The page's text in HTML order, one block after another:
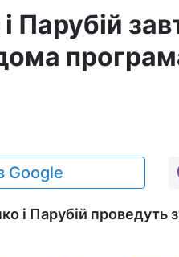
Парубій
Google
і Парубій проведуть